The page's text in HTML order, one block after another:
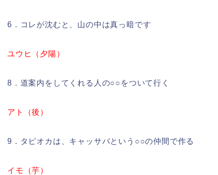
6．コレが沈むと、山の中は真っ暗です
ユウヒ（夕陽）
8．道案内をしてくれる人の○○をついて行く
アト（後）
9．タピオカは、キャッサバという○○の仲間で作る
イモ（芋）